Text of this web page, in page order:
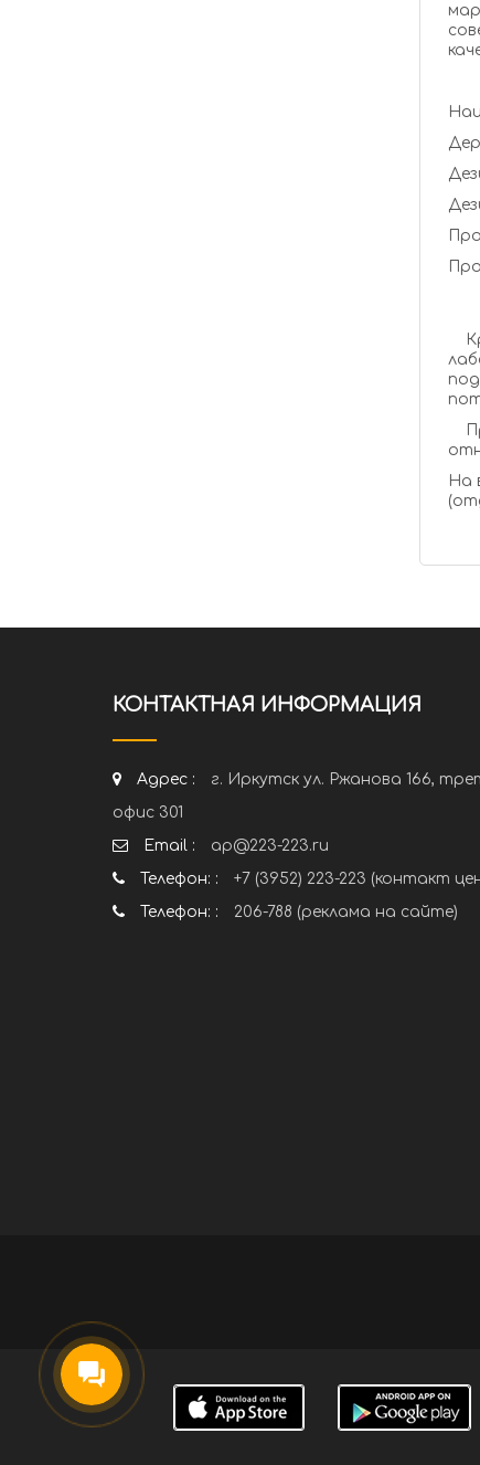
На
КОНТАКТНАЯ ИНФОРМАЦИЯ
Адрес :
г. Иркутск ул. Ржанова 166,
офис 301
Email :
ap@223-223.ru
Телефон: :
+7 (3952) 223-223 (контакт
Телефон: :
206-788 (реклама на сайте)